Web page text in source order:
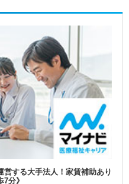
営する大手法人！家賃補助あり
分》